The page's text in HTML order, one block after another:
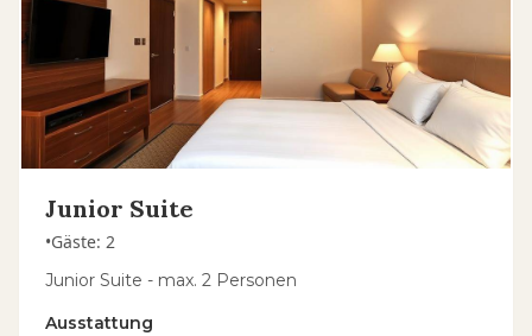
Junior Suite
•Gäste: 2
Junior Suite - max. 2 Personen
Ausstattung